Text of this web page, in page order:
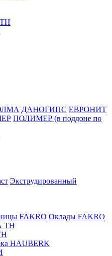
ДАНОГИПС ЕВРОНИТ
ПОЛИМЕР (в поддоне по
Экструдированный
FAKRO Оклады FAKRO
HAUBERK